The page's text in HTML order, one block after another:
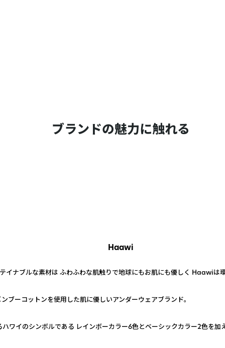
ブランドの魅力に触れる
Haawi
イナブルな素材は ふわふわな肌触りで地球にもお肌にも優しく Haawiは
ブーコットンを使用した肌に優しいアンダーウェアブランド。
ワイのシンボルである レインボーカラー6色とベーシックカラー2色を加